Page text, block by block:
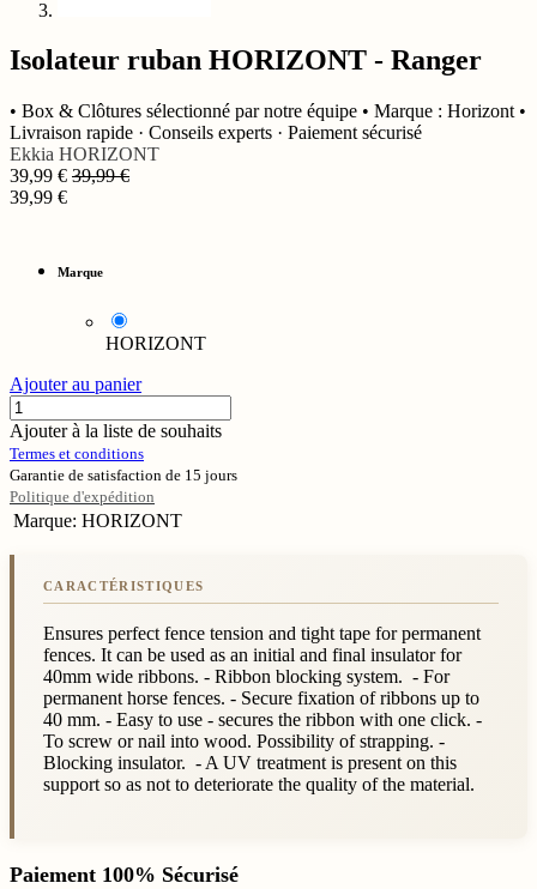
Isolateur ruban HORIZONT - Ranger
• Box & Clôtures sélectionné par notre équipe • Marque : Horizont •
Livraison rapide · Conseils experts · Paiement sécurisé
Ekkia HORIZONT
39,99 € 39,99€
39,99 €
Marque
HORIZONT
Ajouter au panier
Ajouter à la liste de souhaits
Termes et conditions
Garantie de satisfaction de 15 jours
Politique d'expédition
Marque: HORIZONT
Ensures perfect fence tension and tight tape for permanent
fences. It can be used as an initial and final insulator for
40mm wide ribbons. - Ribbon blocking system. - For
permanent horse fences. - Secure fixation of ribbons up to
40 mm. - Easy to use - secures the ribbon with one click. -
To screw or nail into wood. Possibility of strapping. -
Blocking insulator. - A UV treatment is present on this
support so as not to deteriorate the quality of the material.
Paiement 100% Sécurisé